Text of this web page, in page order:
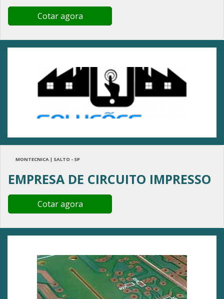
Cotar agora
MONTECNICA | SALTO - SP
EMPRESA DE CIRCUITO IMPRESSO
Cotar agora